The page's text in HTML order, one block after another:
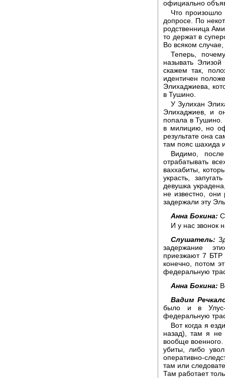
официально
Что
допросе. По
родственница
то держат в
Во всяком
Теперь,
называть
скажем так,
идентичен
Элихаджиева,
в Тушино.
У Зулихан
Элихаджиев, и
попала в Тушино.
в милицию, но
результате она
там пояс шахида
Видимо,
отрабатывать
ваххабиты,
украсть,
девушка
не известно,
задержали эту
Анна Бокина:
И у нас звонок
Слушатель:
задержание
приезжают 7
конечно, потом
федеральную
Анна Бокина:
Вадим
было и в
федеральную
Вот когда я
назад), там я не
вообще
убиты, либо
оперативно-
там или
Там работает